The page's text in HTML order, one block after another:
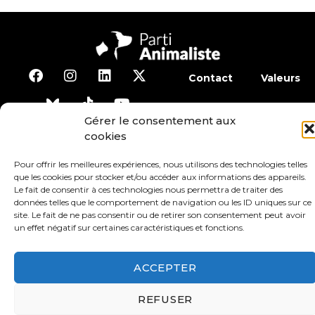
Gérer le consentement aux
cookies
Pour offrir les meilleures expériences, nous utilisons des technologies telles
que les cookies pour stocker et/ou accéder aux informations des appareils.
Le fait de consentir à ces technologies nous permettra de traiter des
données telles que le comportement de navigation ou les ID uniques sur ce
site. Le fait de ne pas consentir ou de retirer son consentement peut avoir
un effet négatif sur certaines caractéristiques et fonctions.
ACCEPTER
REFUSER
Contact Valeurs
Adhérer
Conditions générales d’utilisation
Protection des données Mentions légales